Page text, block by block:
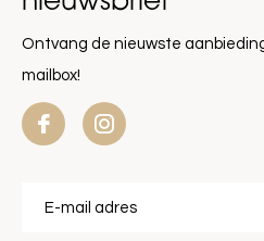
Ontvang de nieuwste
mailbox!